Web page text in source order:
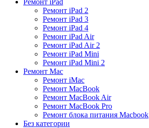
Ремонт iPad
Ремонт iPad 2
Ремонт iPad 3
Ремонт iPad 4
Ремонт iPad Air
Ремонт iPad Air 2
Ремонт iPad Mini
Ремонт iPad Mini 2
Ремонт Mac
Ремонт iMac
Ремонт MacBook
Ремонт MacBook Air
Ремонт MacBook Pro
Ремонт блока питания Macbook
Без категории